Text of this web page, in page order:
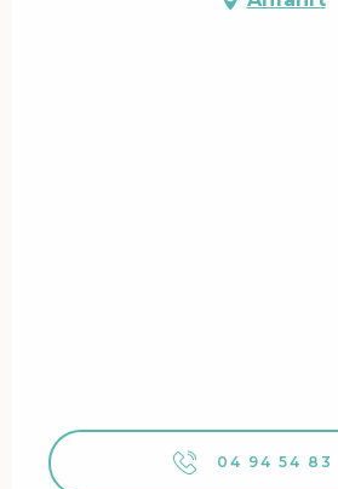
04 94 54 83